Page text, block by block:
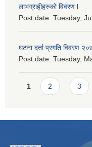
लाभग्राहीहरुको विवरण l
Post date: Tuesday,
घटना दर्ता प्रगति विवरण
Post date: Tuesday,
Pages
1 2 3